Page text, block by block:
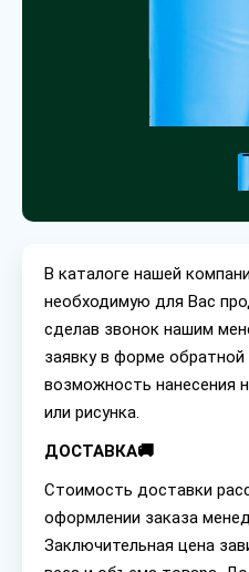
В каталоге нашей
необходимую для Вас
сделав звонок нашим
заявку в форме
возможность нанесения
или рисунка.
ДОСТАВКА🚚
Стоимость доставки
оформлении заказа
Заключительная цена